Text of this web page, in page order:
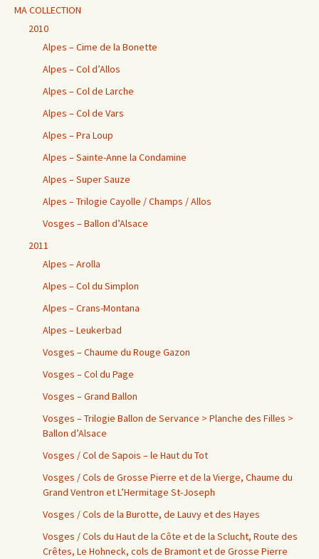
MA COLLECTION
2010
Alpes – Cime de la Bonette
Alpes – Col d’Allos
Alpes – Col de Larche
Alpes – Col de Vars
Alpes – Pra Loup
Alpes – Sainte-Anne la Condamine
Alpes – Super Sauze
Alpes – Trilogie Cayolle / Champs / Allos
Vosges – Ballon d’Alsace
2011
Alpes – Arolla
Alpes – Col du Simplon
Alpes – Crans-Montana
Alpes – Leukerbad
Vosges – Chaume du Rouge Gazon
Vosges – Col du Page
Vosges – Grand Ballon
Vosges – Trilogie Ballon de Servance > Planche des Filles >
Ballon d’Alsace
Vosges / Col de Sapois – le Haut du Tot
Vosges / Cols de Grosse Pierre et de la Vierge, Chaume du
Grand Ventron et L’Hermitage St-Joseph
Vosges / Cols de la Burotte, de Lauvy et des Hayes
Vosges / Cols du Haut de la Côte et de la Sclucht, Route des
Crêtes, Le Hohneck, cols de Bramont et de Grosse Pierre